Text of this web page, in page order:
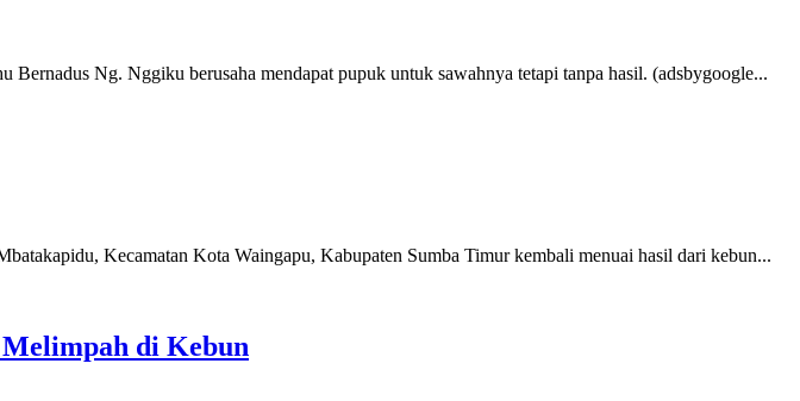
Ng. Nggiku berusaha mendapat pupuk untuk sawahnya tetapi tanpa hasil. (adsbygoogle...
Kecamatan Kota Waingapu, Kabupaten Sumba Timur kembali menuai hasil dari kebun...
Melimpah di Kebun